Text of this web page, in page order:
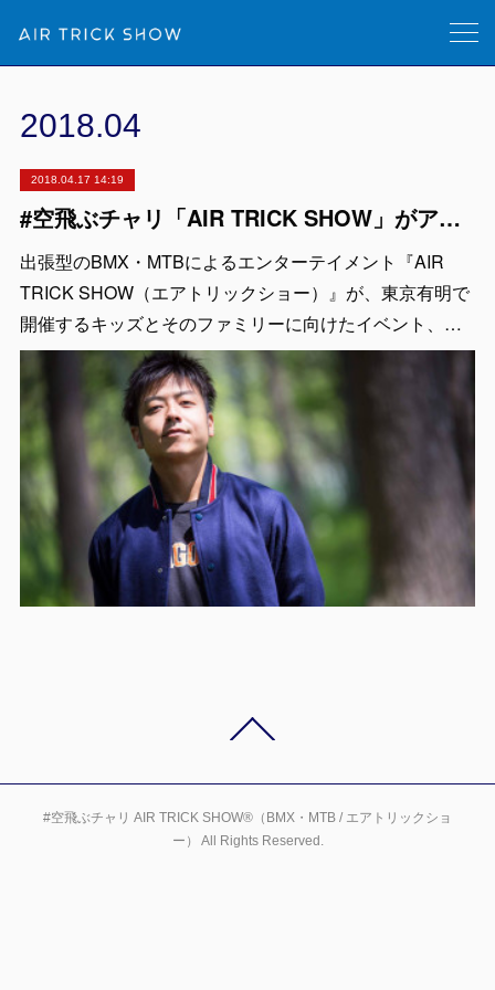
2018.04
2018.04.17 14:19
#空飛ぶチャリ「AIR TRICK SHOW」がアクティブキッズフェスタに出演
出張型のBMX・MTBによるエンターテイメント『AIR
TRICK SHOW（エアトリックショー）』が、東京有明で
開催するキッズとそのファミリーに向けたイベント、…
#空飛ぶチャリ AIR TRICK SHOW®（BMX・MTB / エアトリックショ
ー） All Rights Reserved.